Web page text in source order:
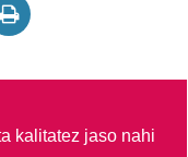
kalitatez jaso nahi